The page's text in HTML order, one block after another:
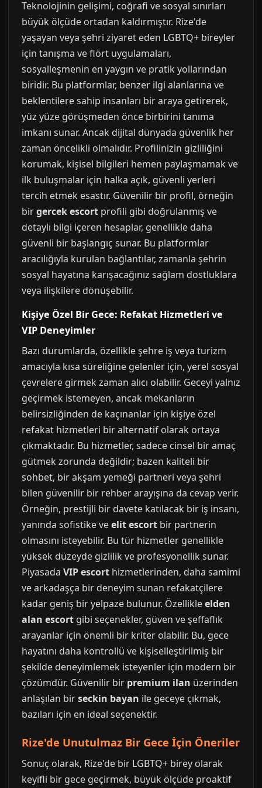
Teknolojinin gelişimi, coğrafi ve sosyal sınırları
büyük ölçüde ortadan kaldırmıştır. Rize'de
yaşayan veya şehri ziyaret eden LGBTQ+ bireyler
için tanışma ve flört uygulamaları,
sosyalleşmenin en yaygın ve pratik yollarından
biridir. Bu platformlar, benzer ilgi alanlarına ve
beklentilere sahip insanları bir araya getirerek,
yüz yüze görüşmeden önce birbirini tanıma
imkanı sunar. Ancak dijital dünyada güvenlik her
zaman öncelikli olmalıdır. Profilinizin gizliliğini
korumak, kişisel bilgileri hemen paylaşmamak ve
ilk buluşmalar için halka açık, güvenli yerleri
tercih etmek esastır. Güvenilir bir profil, örneğin
birgercek escort profili gibi doğrulanmış ve
detaylı bilgi içeren hesaplar, genellikle daha
güvenli bir başlangıç sunar. Bu platformlar
aracılığıyla kurulan bağlantılar, zamanla şehrin
sosyal hayatına karışacağınız sağlam dostluklara
veya ilişkilere dönüşebilir.
Kişiye Özel Bir Gece: Refakat Hizmetleri ve
VIP Deneyimler
Bazı durumlarda, özellikle şehre iş veya turizm
amacıyla kısa süreliğine gelenler için, yerel sosyal
çevrelere girmek zaman alıcı olabilir. Geceyi yalnız
geçirmek istemeyen, ancak mekanların
belirsizliğinden de kaçınanlar için kişiye özel
refakat hizmetleri bir alternatif olarak ortaya
çıkmaktadır. Bu hizmetler, sadece cinsel bir amaç
gütmek zorunda değildir; bazen kaliteli bir
sohbet, bir akşam yemeği partneri veya şehri
bilen güvenilir bir rehber arayışına da cevap verir.
Örneğin, prestijli bir davete katılacak bir iş insanı,
yanında sofistike veelit escort bir partnerin
olmasını isteyebilir. Bu tür hizmetler genellikle
yüksek düzeyde gizlilik ve profesyonellik sunar.
Piyasada VIP escort hizmetlerinden, daha samimi
ve arkadaşça bir deneyim sunan refakatçilere
kadar geniş bir yelpaze bulunur. Özellikleelden
alan escort gibi seçenekler, güven ve şeffaflık
arayanlar için önemli bir kriter olabilir. Bu, gece
hayatını daha kontrollü ve kişiselleştirilmiş bir
şekilde deneyimlemek isteyenler için modern bir
çözümdür. Güvenilir bir premium ilan üzerinden
anlaşılan birseckin bayan ile geceye çıkmak,
bazıları için en ideal seçenektir.
Rize'de Unutulmaz Bir Gece İçin Öneriler
Sonuç olarak, Rize'de bir LGBTQ+ birey olarak
keyifli bir gece geçirmek, büyük ölçüde proaktif